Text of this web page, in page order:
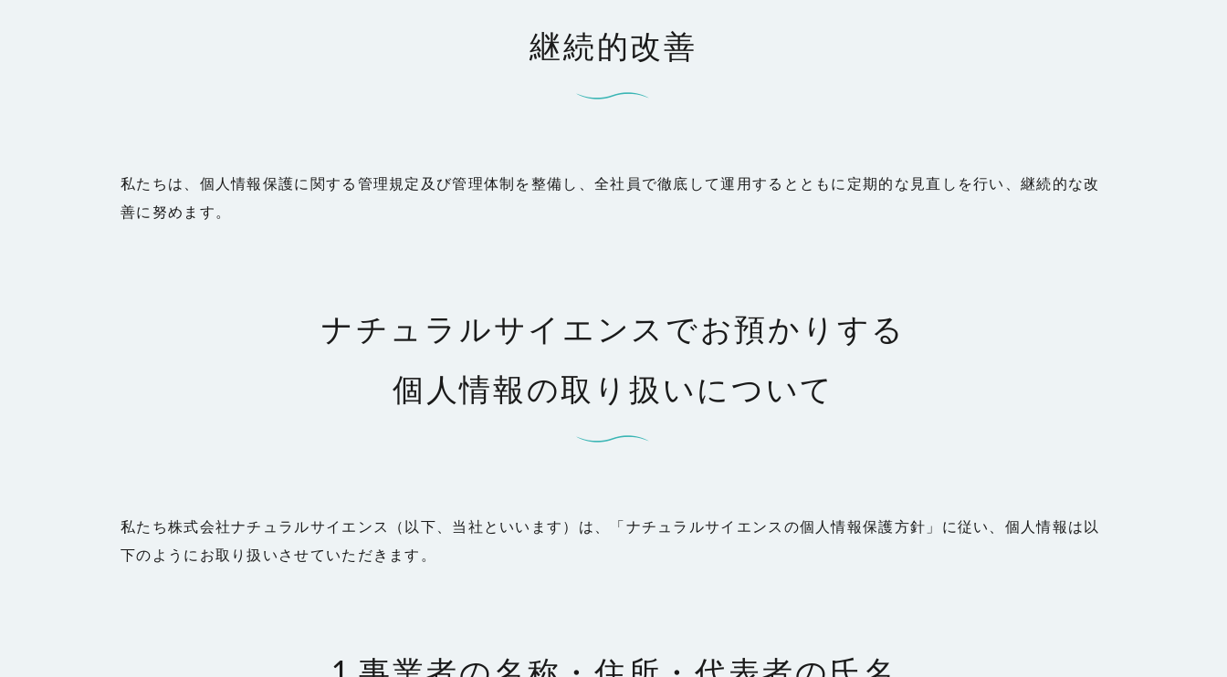
継続的改善
私たちは、個人情報保護に関する管理規定及び管理体制を整備し、全社員で徹底して運用するとともに定期的な見直しを行い、継続的な改
善に努めます。
ナチュラルサイエンスでお預かりする
個人情報の取り扱いについて
私たち株式会社ナチュラルサイエンス（以下、当社といいます）は、「ナチュラルサイエンスの個人情報保護方針」に従い、個人情報は以
下のようにお取り扱いさせていただきます。